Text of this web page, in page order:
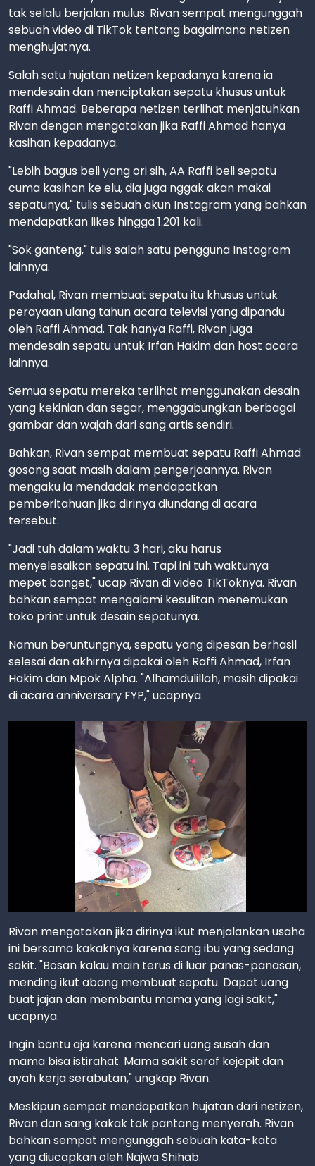
tak selalu berjalan mulus. Rivan sempat mengunggah
sebuah video di TikTok tentang bagaimana netizen
menghujatnya.
Salah satu hujatan netizen kepadanya karena ia
mendesain dan menciptakan sepatu khusus untuk
Raffi Ahmad. Beberapa netizen terlihat menjatuhkan
Rivan dengan mengatakan jika Raffi Ahmad hanya
kasihan kepadanya.
"Lebih bagus beli yang ori sih, AA Raffi beli sepatu
cuma kasihan ke elu, dia juga nggak akan makai
sepatunya," tulis sebuah akun Instagram yang bahkan
mendapatkan likes hingga 1.201 kali.
"Sok ganteng," tulis salah satu pengguna Instagram
lainnya.
Padahal, Rivan membuat sepatu itu khusus untuk
perayaan ulang tahun acara televisi yang dipandu
oleh Raffi Ahmad. Tak hanya Raffi, Rivan juga
mendesain sepatu untuk Irfan Hakim dan host acara
lainnya.
Semua sepatu mereka terlihat menggunakan desain
yang kekinian dan segar, menggabungkan berbagai
gambar dan wajah dari sang artis sendiri.
Bahkan, Rivan sempat membuat sepatu Raffi Ahmad
gosong saat masih dalam pengerjaannya. Rivan
mengaku ia mendadak mendapatkan
pemberitahuan jika dirinya diundang di acara
tersebut.
"Jadi tuh dalam waktu 3 hari, aku harus
menyelesaikan sepatu ini. Tapi ini tuh waktunya
mepet banget," ucap Rivan di video TikToknya. Rivan
bahkan sempat mengalami kesulitan menemukan
toko print untuk desain sepatunya.
Namun beruntungnya, sepatu yang dipesan berhasil
selesai dan akhirnya dipakai oleh Raffi Ahmad, Irfan
Hakim dan Mpok Alpha. "Alhamdulillah, masih dipakai
di acara anniversary FYP," ucapnya.
Rivan mengatakan jika dirinya ikut menjalankan usaha
ini bersama kakaknya karena sang ibu yang sedang
sakit. "Bosan kalau main terus di luar panas-panasan,
mending ikut abang membuat sepatu. Dapat uang
buat jajan dan membantu mama yang lagi sakit,"
ucapnya.
Ingin bantu aja karena mencari uang susah dan
mama bisa istirahat. Mama sakit saraf kejepit dan
ayah kerja serabutan," ungkap Rivan.
Meskipun sempat mendapatkan hujatan dari netizen,
Rivan dan sang kakak tak pantang menyerah. Rivan
bahkan sempat mengunggah sebuah kata-kata
yang diucapkan oleh Najwa Shihab.